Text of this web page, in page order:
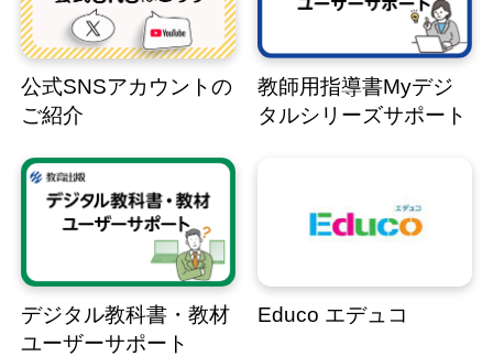
公式SNSアカウントの
ご紹介
教師用指導書Myデジ
タルシリーズサポート
デジタル教科書・教材
ユーザーサポート
Educo エデュコ